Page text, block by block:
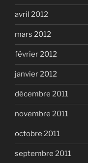
avril 2012
mars 2012
février 2012
janvier 2012
décembre 2011
novembre 2011
octobre 2011
septembre 2011